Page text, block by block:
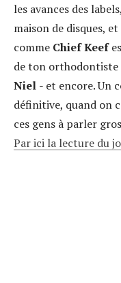
les avances des
maison de disques,
comme Chief Keef
de ton orthodontiste
Niel - et encore. Un
définitive, quand on
ces gens à parler
Par ici la lecture du